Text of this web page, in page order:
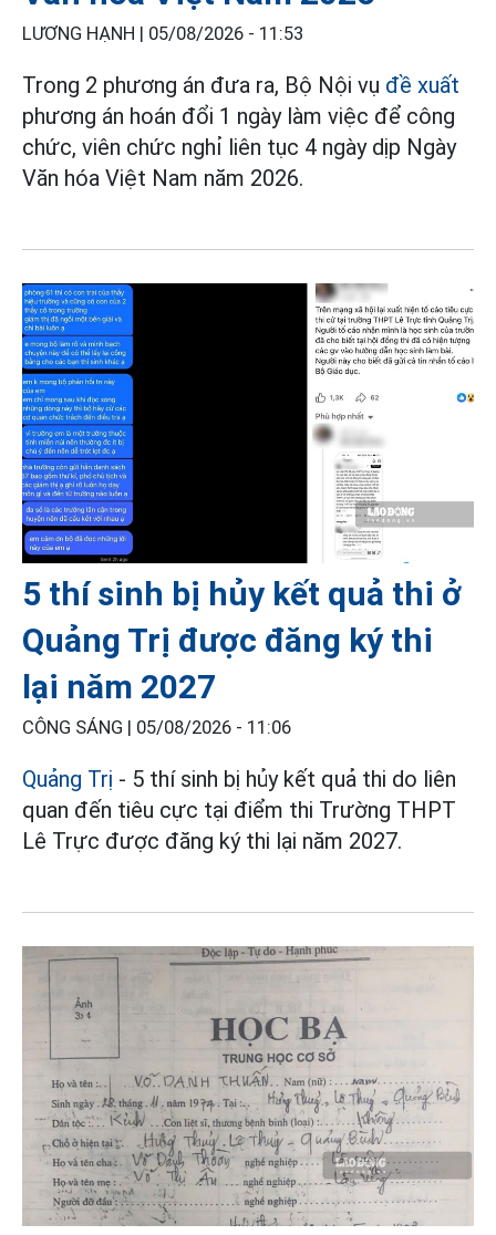
LƯƠNG HẠNH | 05/08/2026 - 11:53
Trong 2 phương án đưa ra, Bộ Nội vụ đề xuất
phương án hoán đổi 1 ngày làm việc để công
chức, viên chức nghỉ liên tục 4 ngày dịp Ngày
Văn hóa Việt Nam năm 2026.
5 thí sinh bị hủy kết quả thi ở
Quảng Trị được đăng ký thi
lại năm 2027
CÔNG SÁNG | 05/08/2026 - 11:06
Quảng Trị - 5 thí sinh bị hủy kết quả thi do liên
quan đến tiêu cực tại điểm thi Trường THPT
Lê Trực được đăng ký thi lại năm 2027.